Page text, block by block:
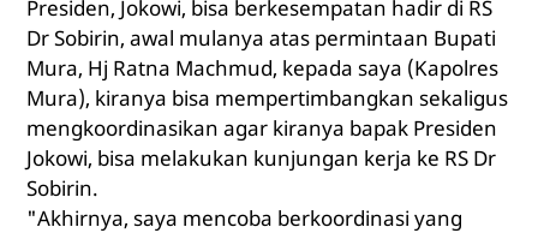
Presiden, Jokowi, bisa berkesempatan hadir di RS
Dr Sobirin, awal mulanya atas permintaan Bupati
Mura, Hj Ratna Machmud, kepada saya (Kapolres
Mura), kiranya bisa mempertimbangkan sekaligus
mengkoordinasikan agar kiranya bapak Presiden
Jokowi, bisa melakukan kunjungan kerja ke RS Dr
Sobirin.
"Akhirnya, saya mencoba berkoordinasi yang